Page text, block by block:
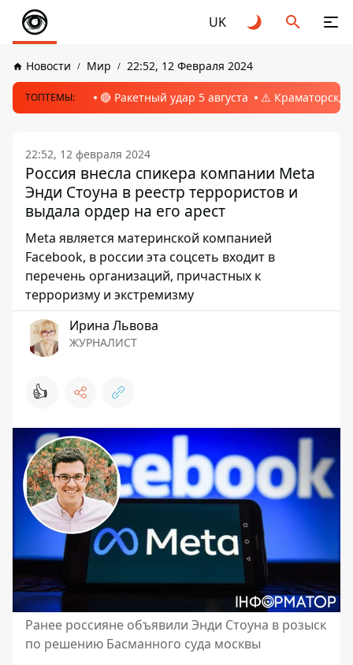
UK
Новости Мир 22:52, 12 Февраля 2024
ТОПТЕМЫ: 🔴 Ракетный удар 5 августа ⚠️ Краматорск,
22:52, 12 февраля 2024
Россия внесла спикера компании Meta
Энди Стоуна в реестр террористов и
выдала ордер на его арест
Meta является материнской компанией
Facebook, в россии эта соцсеть входит в
перечень организаций, причастных к
терроризму и экстремизму
Ирина Львова
ЖУРНАЛИСТ
👍
Ранее россияне объявили Энди Стоуна в розыск
по решению Басманного суда москвы